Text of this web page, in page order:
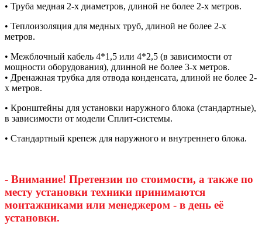
• Труба медная 2-х диаметров, длиной не более 2-х метров.
• Теплоизоляция для медных труб, длиной не более 2-х
метров.
• Межблочный кабель 4*1,5 или 4*2,5 (в зависимости от
мощности оборудования), длинной не более 3-х метров.
• Дренажная трубка для отвода конденсата, длиной не более 2-
х метров.
• Кронштейны для установки наружного блока (стандартные),
в зависимости от модели Сплит-системы.
• Стандартный крепеж для наружного и внутреннего блока.
- Внимание! Претензии по стоимости, а также по
месту установки техники принимаются
монтажниками или менеджером - в день её
установки.